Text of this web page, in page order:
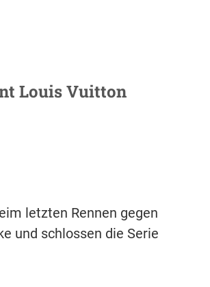
Louis Vuitton
letzten Rennen gegen
und schlossen die Serie